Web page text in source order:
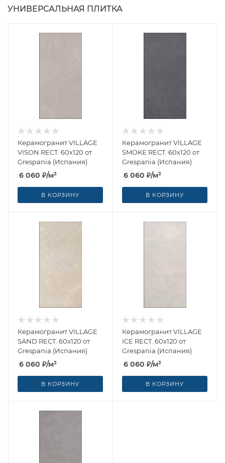
УНИВЕРСАЛЬНАЯ ПЛИТКА
Керамогранит VILLAGE
VISON RECT. 60x120 от
Grespania (Испания)
6 060 ₽/м²
В КОРЗИНУ
Керамогранит VILLAGE
SMOKE RECT. 60x120 от
Grespania (Испания)
6 060 ₽/м²
В КОРЗИНУ
Керамогранит VILLAGE
SAND RECT. 60x120 от
Grespania (Испания)
6 060 ₽/м²
В КОРЗИНУ
Керамогранит VILLAGE
ICE RECT. 60x120 от
Grespania (Испания)
6 060 ₽/м²
В КОРЗИНУ